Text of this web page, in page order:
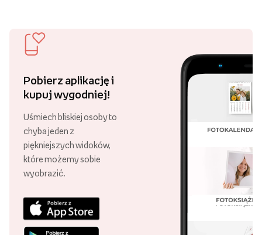
Pobierz aplikację i
kupuj wygodniej!
Uśmiech bliskiej osoby to
chyba jeden z
piękniejszych widoków,
które możemy sobie
wyobrazić.